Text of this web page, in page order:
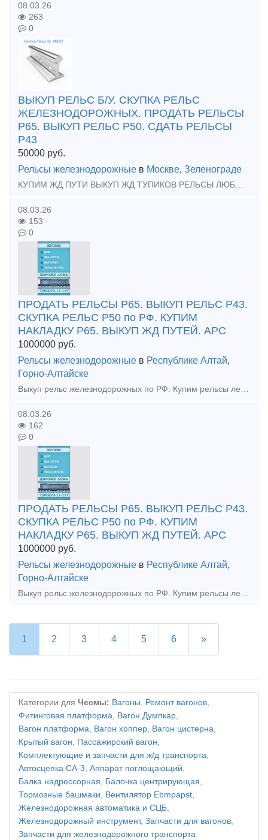
08.03.26
263
0
ВЫКУП РЕЛЬС Б/У. СКУПКА РЕЛЬС
ЖЕЛЕЗНОДОРОЖНЫХ. ПРОДАТЬ РЕЛЬСЫ
Р65. ВЫКУП РЕЛЬС Р50. СДАТЬ РЕЛЬСЫ
Р43
50000 руб.
Рельсы железнодорожные в Москве, Зеленограде
КУПИМ ЖД ПУТИ ВЫКУП ЖД ТУПИКОВ РЕЛЬСЫ ЛЮБЫХ МАРОК МАТЕРИАЛЫ ВСП РАБОТАЕМ ПО ВСЕЙ РОССИИ ЗВОНИТЕ НАМ !
08.03.26
153
0
ПРОДАТЬ РЕЛЬСЫ Р65. ВЫКУП РЕЛЬС Р43.
СКУПКА РЕЛЬС Р50 по РФ. КУПИМ
НАКЛАДКУ Р65. ВЫКУП ЖД ПУТЕЙ. АРС
1000000 руб.
Рельсы железнодорожные в Республике Алтай,
Горно-Алтайске
Выкуп рельс железнодорожных по РФ. Купим рельсы лежалые, Гос резерв, б/у. Купим материалы верхнего строения пути. ВЫКУП ТЕПЛОВОЗОВ ПРОДАТЬ ЖД ЗАПЧАСТИ МОЖНО У НАС
08.03.26
162
0
ПРОДАТЬ РЕЛЬСЫ Р65. ВЫКУП РЕЛЬС Р43.
СКУПКА РЕЛЬС Р50 по РФ. КУПИМ
НАКЛАДКУ Р65. ВЫКУП ЖД ПУТЕЙ. АРС
1000000 руб.
Рельсы железнодорожные в Республике Алтай,
Горно-Алтайске
Выкуп рельс железнодорожных по РФ. Купим рельсы лежалые, Гос резерв, б/у. Купим материалы верхнего строения пути. ВЫКУП ТЕПЛОВОЗОВ ТЭМ. ТГМ. ТГК ПРОДАТЬ ЖД ЗАПЧАСТИ МОЖНО У НАС. 89527
1 2 3 4 5 6 »
Категории для Чесмы: Вагоны, Ремонт вагонов,
Фитинговая платформа, Вагон Думпкар,
Вагон платформа, Вагон хоппер, Вагон цистерна,
Крытый вагон, Пассажирский вагон,
Комплектующие и запчасти для ж/д транспорта,
Автосцепка СА-3, Аппарат поглощающий,
Балка надрессорная, Балочка центрирующая,
Тормозные башмаки, Вентилятор Ebmpapst,
Железнодорожная автоматика и СЦБ,
Железнодорожный инструмент, Запчасти для вагонов,
Запчасти для железнодорожного транспорта